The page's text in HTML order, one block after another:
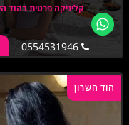
קליניקה פרטית בהוד
0554531946
הוד השרון